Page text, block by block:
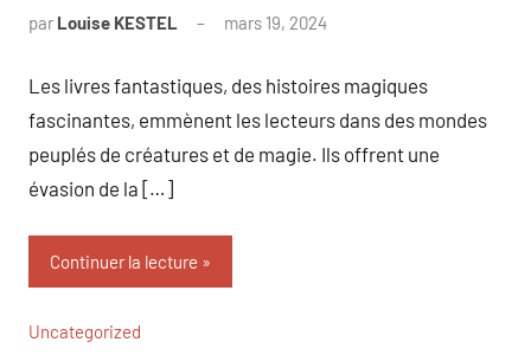
par Louise KESTEL mars 19, 2024
Les livres fantastiques, des histoires magiques
fascinantes, emmènent les lecteurs dans des mondes
peuplés de créatures et de magie. Ils offrent une
évasion de la […]
Continuer la lecture
Uncategorized